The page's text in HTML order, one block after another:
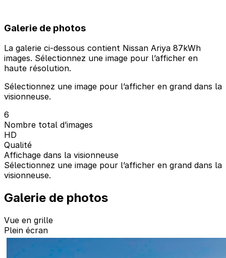
Galerie de photos
La galerie ci-dessous contient Nissan Ariya 87kWh
images. Sélectionnez une image pour l’afficher en
haute résolution.
Sélectionnez une image pour l’afficher en grand dans la
visionneuse.
6
Nombre total d’images
HD
Qualité
Affichage dans la visionneuse
Sélectionnez une image pour l’afficher en grand dans la
visionneuse.
Galerie de photos
Vue en grille
Plein écran